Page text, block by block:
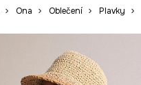
Ona Oblečení Plavky